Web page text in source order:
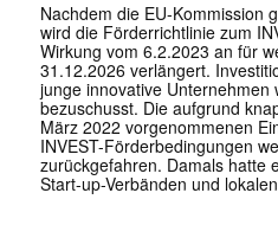
Nachdem die EU-Kommission
wird die Förderrichtlinie zum
Wirkung vom 6.2.2023 an für
31.12.2026 verlängert.
junge innovative Unternehmen
bezuschusst. Die aufgrund
März 2022 vorgenommenen
INVEST-Förderbedingungen
zurückgefahren. Damals hatte
Start-up-Verbänden und